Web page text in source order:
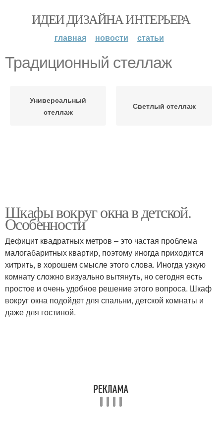
ИДЕИ ДИЗАЙНА ИНТЕРЬЕРА
главная новости статьи
Традиционный стеллаж
Универсальный
стеллаж
Светлый стеллаж
Шкафы вокруг окна в детской.
Особенности
Дефицит квадратных метров – это частая проблема
малогабаритных квартир, поэтому иногда приходится
хитрить, в хорошем смысле этого слова. Иногда узкую
комнату сложно визуально вытянуть, но сегодня есть
простое и очень удобное решение этого вопроса. Шкаф
вокруг окна подойдет для спальни, детской комнаты и
даже для гостиной.